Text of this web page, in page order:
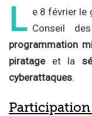
L e 8 février le
Conseil
programmation
piratageet la
cyberattaques.
Participation